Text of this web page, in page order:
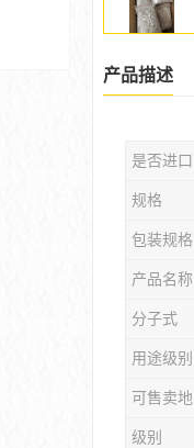
产品描述
是否进口
规格
包装规格
产品名称
分子式
用途级别
可售卖地
级别